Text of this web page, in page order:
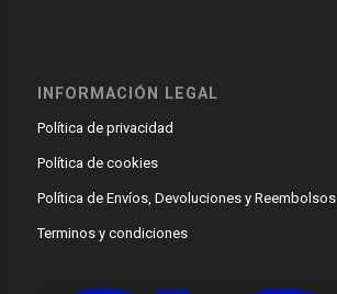
INFORMACIÓN LEGAL
Política de privacidad
Política de cookies
Política de Envíos, Devoluciones y Reembolsos
Terminos y condiciones